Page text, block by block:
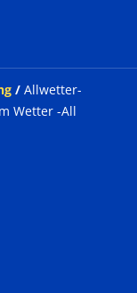
/ Allwetter-
Wetter -All